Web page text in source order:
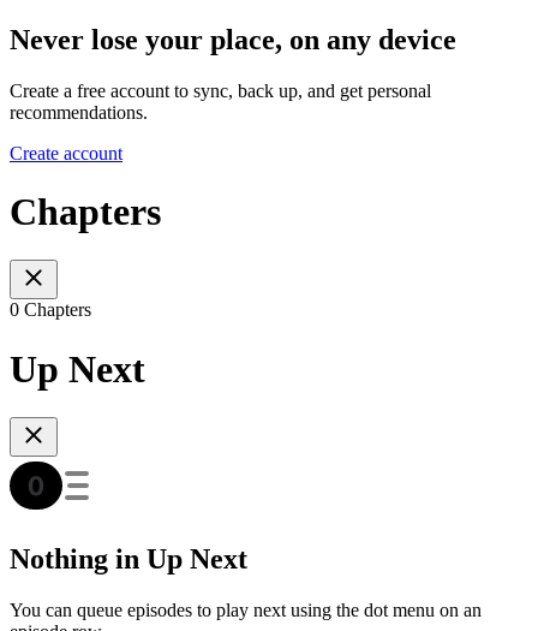
Never lose your place, on any device
Create a free account to sync, back up, and get personal
recommendations.
Create account
Chapters
0 Chapters
Up Next
Nothing in Up Next
You can queue episodes to play next using the dot menu on an